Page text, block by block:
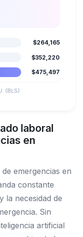
$264,165
$352,220
$475,497
(BLS)
laboral
en
emergencias en
constante
la necesidad de
Sin
artificial